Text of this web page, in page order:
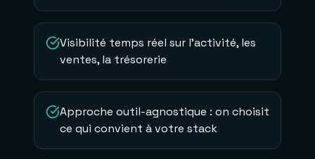
Visibilité temps réel sur l'activité, les
ventes, la trésorerie
Approche outil-agnostique : on choisit
ce qui convient à votre stack